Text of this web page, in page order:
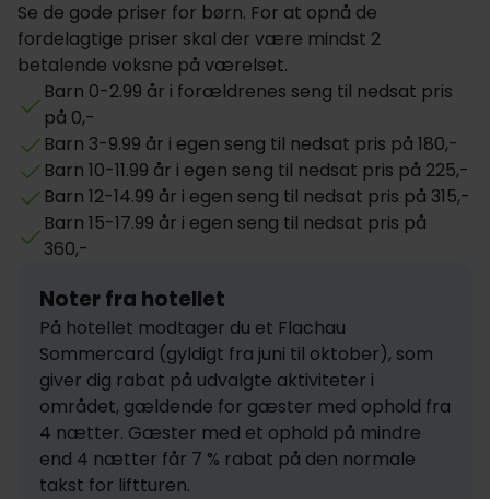
Se de gode priser for børn. For at opnå de
fordelagtige priser skal der være mindst 2
betalende voksne på værelset.
Barn 0-2.99 år i forældrenes seng til nedsat pris
på 0,-
Barn 3-9.99 år i egen seng til nedsat pris på 180,-
Barn 10-11.99 år i egen seng til nedsat pris på 225,-
Barn 12-14.99 år i egen seng til nedsat pris på 315,-
Barn 15-17.99 år i egen seng til nedsat pris på
360,-
Noter fra hotellet
På hotellet modtager du et Flachau
Sommercard (gyldigt fra juni til oktober), som
giver dig rabat på udvalgte aktiviteter i
området, gældende for gæster med ophold fra
4 nætter. Gæster med et ophold på mindre
end 4 nætter får 7 % rabat på den normale
takst for liftturen.